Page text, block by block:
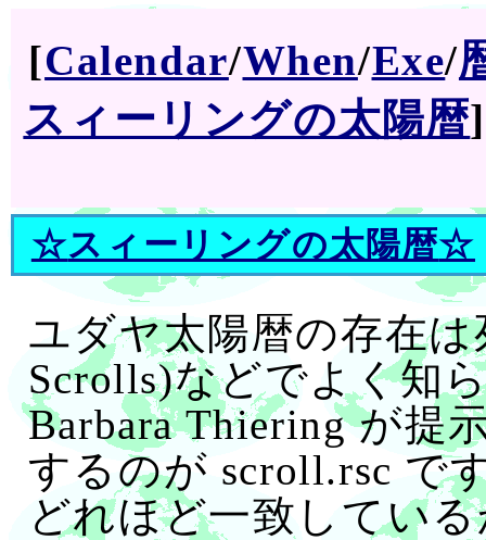
[Calendar/When/Exe/
スィーリングの太陽暦
☆スィーリングの太陽暦☆
ユダヤ太陽暦の存在は
Scrolls)などでよく知
Barbara Thiering が提
するのが scroll.rsc で
どれほど一致してい